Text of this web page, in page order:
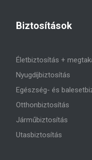
Biztosítások
Életbiztosítás +
Nyugdíjbiztosítás
Egészség- és
Otthonbiztosítás
Járműbiztosítás
Utasbiztosítás